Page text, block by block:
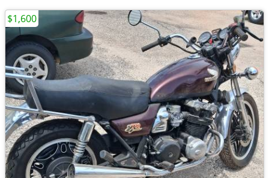
$1,600